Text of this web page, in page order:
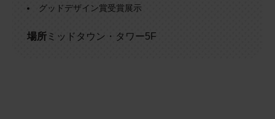
グッドデザイン賞受賞展示
場所 ミッドタウン・タワー5F